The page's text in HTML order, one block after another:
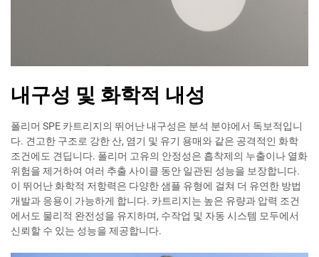
내구성 및 화학적 내성
폴리머 SPE 카트리지의 뛰어난 내구성은 분석 분야에서 독보적입니
다. 견고한 구조로 강한 산, 염기 및 유기 용매와 같은 공격적인 화학
조건에도 견딥니다. 폴리머 고유의 안정성은 흡착제의 누출이나 열화
위험을 제거하여 여러 추출 사이클 동안 일관된 성능을 보장합니다.
이 뛰어난 화학적 저항력은 다양한 샘플 유형에 걸쳐 더 유연한 방법
개발과 응용이 가능하게 합니다. 카트리지는 높은 유량과 압력 조건
에서도 물리적 완전성을 유지하며, 수작업 및 자동 시스템 모두에서
신뢰할 수 있는 성능을 제공합니다.